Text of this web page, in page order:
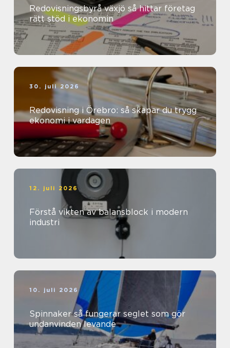
Redovisningsbyrå växjö så hittar företag
rätt stöd i ekonomin
30. juli 2026
Redovisning i Örebro: så skapar du trygg
ekonomi i vardagen
12. juli 2026
Förstå vikten av balansblock i modern
industri
10. juli 2026
Spinnaker så fungerar seglet som gör
undanvinden levande